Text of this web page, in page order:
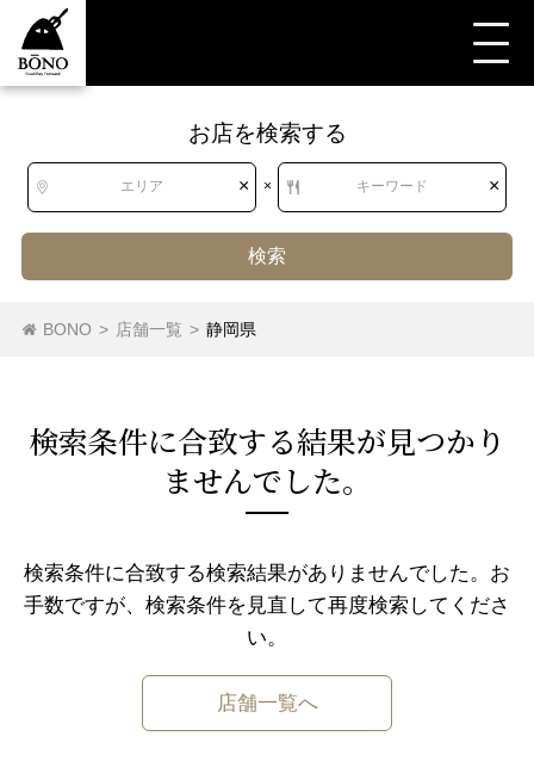
お店を検索する
エリア × × キーワード ×
検索
BONO > 店舗一覧 > 静岡県
すべて 静岡県
北海道 北海道
山形県 福島県
栃木県
山梨県 長野県 岐阜県
愛知県
すべて 和食 焼鳥・串焼・鳥料理 もつ焼き
焼鳥 串焼き もつ焼き
検索条件に合致する結果が⾒つかり
ませんでした。
検索条件に合致する検索結果がありませんでした。 お
手数ですが、検索条件を⾒直して再度検索してくださ
い。
店舗一覧へ